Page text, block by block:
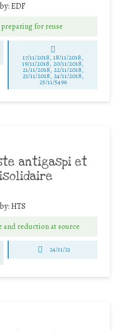
by:EDF
preparing for reuse
17/11/2018, 18/11/2018,
19/11/2018, 20/11/2018,
21/11/2018, 22/11/2018,
23/11/2018, 24/11/2018,
25/11/5496
antigaspi et
by:HTS
and reduction at source
24/11/21